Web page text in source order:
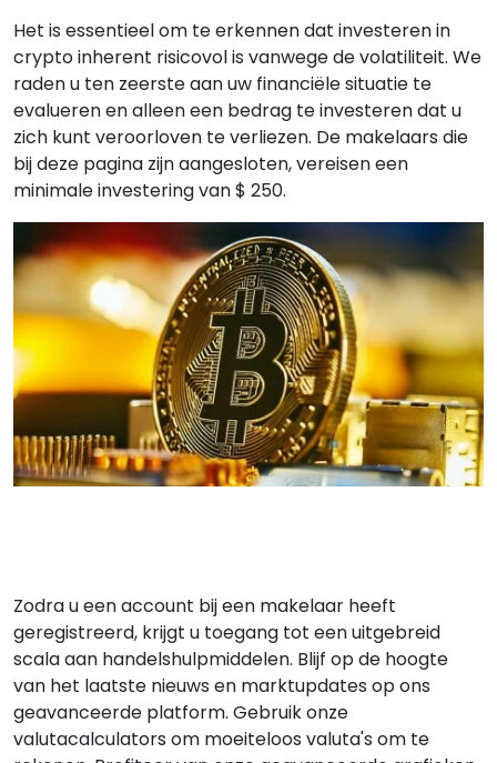
Het is essentieel om te erkennen dat investeren in
crypto inherent risicovol is vanwege de volatiliteit. We
raden u ten zeerste aan uw financiële situatie te
evalueren en alleen een bedrag te investeren dat u
zich kunt veroorloven te verliezen. De makelaars die
bij deze pagina zijn aangesloten, vereisen een
minimale investering van $ 250.
Zodra u een account bij een makelaar heeft
geregistreerd, krijgt u toegang tot een uitgebreid
scala aan handelshulpmiddelen. Blijf op de hoogte
van het laatste nieuws en marktupdates op ons
geavanceerde platform. Gebruik onze
valutacalculators om moeiteloos valuta's om te